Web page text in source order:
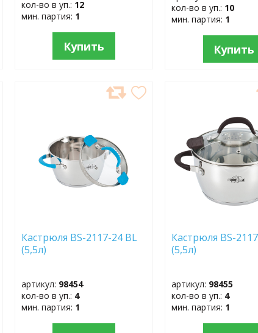
кол-во в уп.: 12
мин. партия: 1
Купить
кол-во в уп.: 10
мин. партия: 1
Купить
Кастрюля BS-2117-24 BL
(5,5л)
артикул: 98454
кол-во в уп.: 4
мин. партия: 1
ИЗБРАННОЕ
Кастрюля BS-
(5,5л)
артикул: 98455
кол-во в уп.: 4
мин. партия: 1